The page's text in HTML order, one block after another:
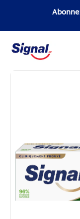
Conseils
White Now
Signal
Signal Super